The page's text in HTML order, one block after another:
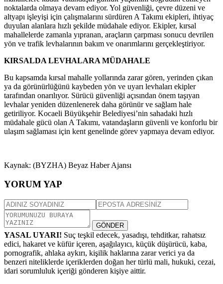
noktalarda olmaya devam ediyor. Yol güvenliği, çevre düzeni ve
altyapı işleyişi için çalışmalarını sürdüren A Takımı ekipleri, ihtiyaç
duyulan alanlara hızlı şekilde müdahale ediyor. Ekipler, kırsal
mahallelerde zamanla yıpranan, araçların çarpması sonucu devrilen
yön ve trafik levhalarının bakım ve onarımlarını gerçekleştiriyor.
KIRSALDA LEVHALARA MÜDAHALE
Bu kapsamda kırsal mahalle yollarında zarar gören, yerinden çıkan
ya da görünürlüğünü kaybeden yön ve uyarı levhaları ekipler
tarafından onarılıyor. Sürücü güvenliği açısından önem taşıyan
levhalar yeniden düzenlenerek daha görünür ve sağlam hale
getiriliyor. Kocaeli Büyükşehir Belediyesi’nin sahadaki hızlı
müdahale gücü olan A Takımı, vatandaşların güvenli ve konforlu bir
ulaşım sağlaması için kent genelinde görev yapmaya devam ediyor.
Kaynak: (BYZHA) Beyaz Haber Ajansı
YORUM YAP
GÖNDER
YASAL UYARI! Suç teşkil edecek, yasadışı, tehditkar, rahatsız
edici, hakaret ve küfür içeren, aşağılayıcı, küçük düşürücü, kaba,
pornografik, ahlaka aykırı, kişilik haklarına zarar verici ya da
benzeri niteliklerde içeriklerden doğan her türlü mali, hukuki, cezai,
idari sorumluluk içeriği gönderen kişiye aittir.